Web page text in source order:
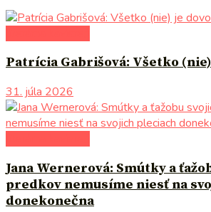
Patrícia Gabrišová: Všetko
31. júla 2026
Jana Wernerová: Smútky a
predkov nemusíme niesť na
donekonečna